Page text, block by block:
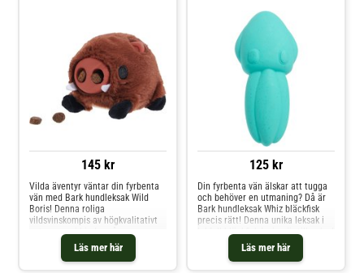
145 kr
Läs mer här
Vilda äventyr väntar din fyrbenta
vän med Bark hundleksak Wild
Boris! Denna roliga
vildsvinskompis av högkvalitativt
naturgummi bjuder på massor av
variation i leken genom sin
knasiga, gungande design. Det
speciella med leksaken: Inuti
125 kr
Läs mer här
Din fyrbenta vän älskar att tugga
och behöver en utmaning? Då är
Bark hundleksak Whiz bläckfisk
precis rätt! Denna unika leksak i
lekfull bläckfiskdesign är tillverkad
av massiv nylon och klarar även
de mest intensiva tuggstunderna.
Den förföriska godisdoften gör din